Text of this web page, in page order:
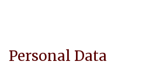
Personal Data